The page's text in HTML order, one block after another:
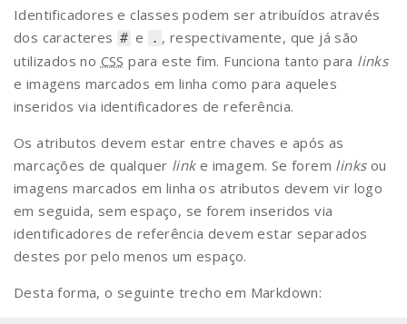
Identificadores e classes podem ser atribuídos através
dos caracteres # e . , respectivamente, que já são
utilizados no CSS para este fim. Funciona tanto para links
e imagens marcados em linha como para aqueles
inseridos via identificadores de referência.
Os atributos devem estar entre chaves e após as
marcações de qualquer linke imagem. Se forem linksou
imagens marcados em linha os atributos devem vir logo
em seguida, sem espaço, se forem inseridos via
identificadores de referência devem estar separados
destes por pelo menos um espaço.
Desta forma, o seguinte trecho em Markdown: